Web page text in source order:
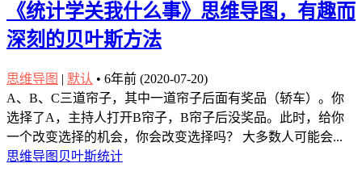
《统计学关我什么事》思维导图，有趣而
深刻的贝叶斯方法
思维导图 | 默认 • 6年前 (2020-07-20)
A、B、C三道帘子，其中一道帘子后面有奖品（轿车）。你
选择了A，主持人打开B帘子，B帘子后没奖品。此时，给你
一个改变选择的机会，你会改变选择吗？ 大多数人可能会...
思维导图 贝叶斯统计